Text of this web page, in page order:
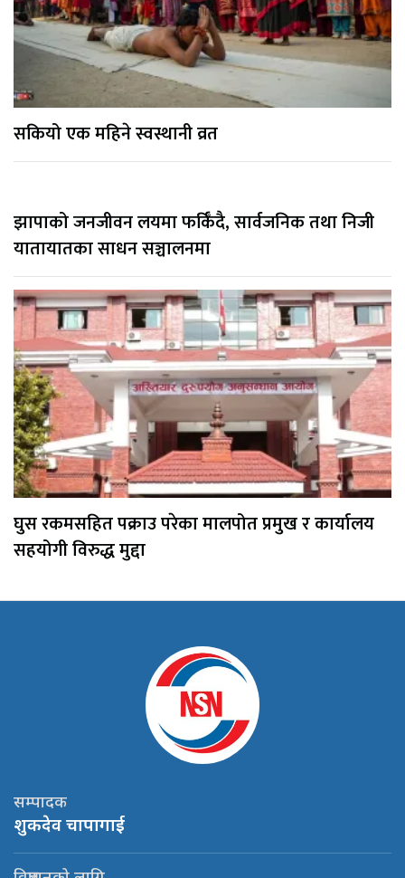
सकियो एक महिने स्वस्थानी व्रत
झापाको जनजीवन लयमा फर्किँदै, सार्वजनिक तथा निजी
यातायातका साधन सञ्चालनमा
घुस रकमसहित पक्राउ परेका मालपोत प्रमुख र कार्यालय
सहयोगी विरुद्ध मुद्दा
सम्पादक
शुकदेव चापागाई